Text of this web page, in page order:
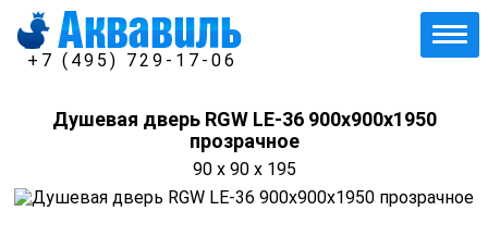
+7 (495) 729-17-06
Душевая дверь RGW LE-36 900х900х1950
прозрачное
90 x 90 x 195